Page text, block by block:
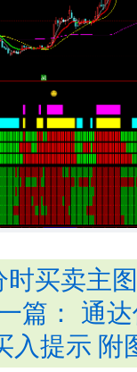
时买卖主
篇： 通
入提示 附